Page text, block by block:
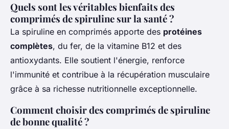
Quels sont les véritables bienfaits des
comprimés de spiruline sur la santé ?
La spiruline en comprimés apporte des protéines
complètes, du fer, de la vitamine B12 et des
antioxydants. Elle soutient l'énergie, renforce
l'immunité et contribue à la récupération musculaire
grâce à sa richesse nutritionnelle exceptionnelle.
Comment choisir des comprimés de spiruline
de bonne qualité ?